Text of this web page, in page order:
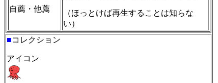
自薦・他薦
（ほっとけば再生することは知らな
い）
■コレクション
アイコン